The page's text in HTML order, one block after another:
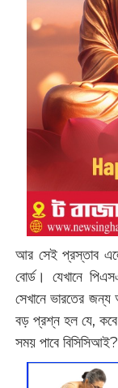
আর সেই প্রস্তাব
বোর্ড। যেখানে
সেখানে ভারতের জন্য
বড় প্রশ্ন হল যে,
সময় পাবে বিসিসিআই?